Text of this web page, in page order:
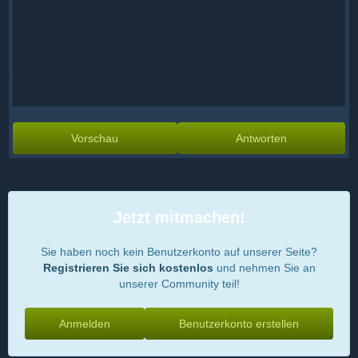
Antworten
Vorschau
Jetzt mitmachen!
Sie haben noch kein Benutzerkonto auf unserer Seite?
Registrieren Sie sich kostenlos und nehmen Sie an
unserer Community teil!
Benutzerkonto erstellen
Anmelden